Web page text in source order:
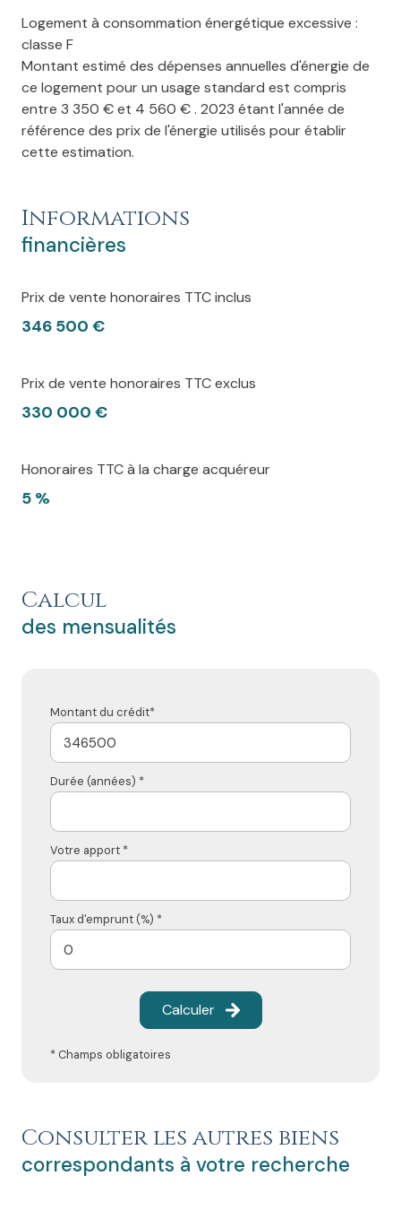
Logement à consommation énergétique excessive :
classe F
Montant estimé des dépenses annuelles d'énergie de
ce logement pour un usage standard est compris
entre 3 350 € et 4 560 € . 2023 étant l'année de
référence des prix de l'énergie utilisés pour établir
cette estimation.
Informations
financières
Prix de vente honoraires TTC inclus
346 500 €
Prix de vente honoraires TTC exclus
330 000 €
Honoraires TTC à la charge acquéreur
5 %
Calcul
des mensualités
Montant du crédit*
Durée (années) *
Votre apport *
Taux d'emprunt (%) *
Calculer
* Champs obligatoires
Consulter les autres biens
correspondants à votre recherche